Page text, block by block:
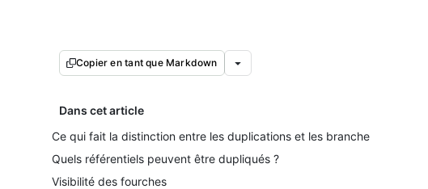
Copier en tant que Markdown
Dans cet article
Ce qui fait la distinction entre les duplications et les branches
Quels référentiels peuvent être dupliqués ?
Visibilité des fourches